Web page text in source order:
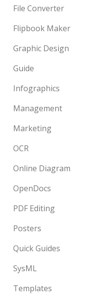
File Converter
Flipbook Maker
Graphic Design
Guide
Infographics
Management
Marketing
OCR
Online Diagram
OpenDocs
PDF Editing
Posters
Quick Guides
SysML
Templates